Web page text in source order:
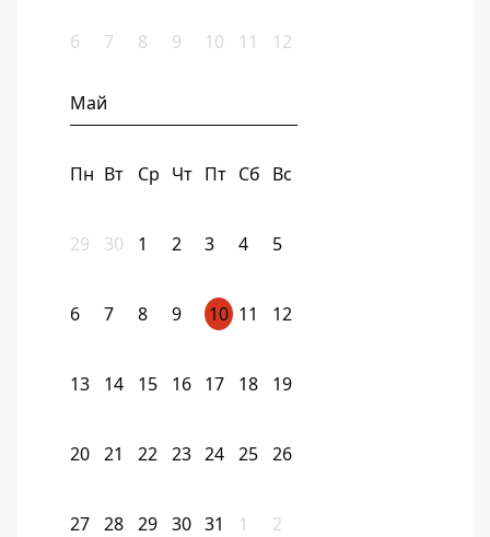
6 7 8 9 10 11 12
Май
Пн Вт Ср Чт Пт Сб Вс
29 30 1 2 3 4 5
6 7 8 9 10 11 12
13 14 15 16 17 18 19
20 21 22 23 24 25 26
27 28 29 30 31 1 2